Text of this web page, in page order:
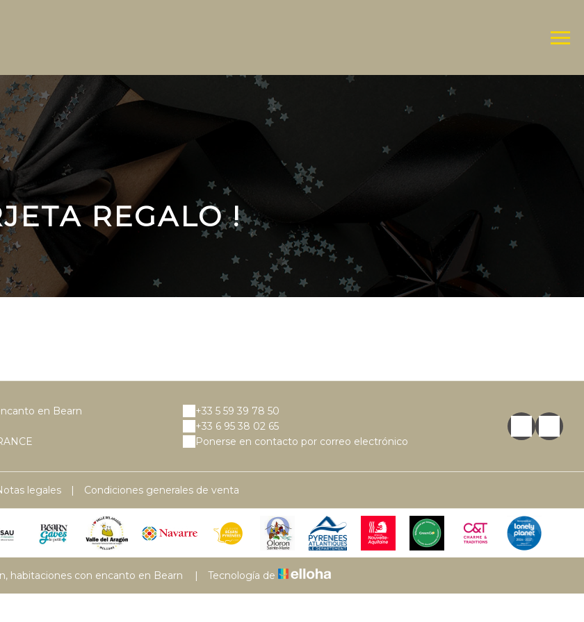
REGALO !
en Bearn
+33 5 59 39 78 50
+33 6 95 38 02 65
Ponerse en contacto por correo electrónico
legales | Condiciones generales de venta
habitaciones con encanto en Bearn | Tecnología de